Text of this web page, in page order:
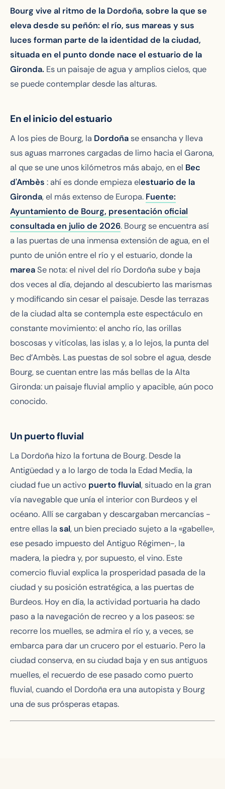
Bourg vive al ritmo de la Dordoña, sobre la que se
eleva desde su peñón: el río, sus mareas y sus
luces forman parte de la identidad de la ciudad,
situada en el punto donde nace el estuario de la
Gironda. Es un paisaje de agua y amplios cielos, que
se puede contemplar desde las alturas.
En el inicio del estuario
A los pies de Bourg, la Dordoñase ensancha y lleva
sus aguas marrones cargadas de limo hacia el Garona,
al que se une unos kilómetros más abajo, en el Bec
d'Ambès : ahí es donde empieza elestuario de la
Gironda, el más extenso de Europa. Fuente:
Ayuntamiento de Bourg, presentación oficial
consultada en julio de 2026. Bourg se encuentra así
a las puertas de una inmensa extensión de agua, en el
punto de unión entre el río y el estuario, donde la
marea Se nota: el nivel del río Dordoña sube y baja
dos veces al día, dejando al descubierto las marismas
y modificando sin cesar el paisaje. Desde las terrazas
de la ciudad alta se contempla este espectáculo en
constante movimiento: el ancho río, las orillas
boscosas y vitícolas, las islas y, a lo lejos, la punta del
Bec d’Ambès. Las puestas de sol sobre el agua, desde
Bourg, se cuentan entre las más bellas de la Alta
Gironda: un paisaje fluvial amplio y apacible, aún poco
conocido.
Un puerto fluvial
La Dordoña hizo la fortuna de Bourg. Desde la
Antigüedad y a lo largo de toda la Edad Media, la
ciudad fue un activo puerto fluvial, situado en la gran
vía navegable que unía el interior con Burdeos y el
océano. Allí se cargaban y descargaban mercancías -
entre ellas la sal, un bien preciado sujeto a la «gabelle»,
ese pesado impuesto del Antiguo Régimen-, la
madera, la piedra y, por supuesto, el vino. Este
comercio fluvial explica la prosperidad pasada de la
ciudad y su posición estratégica, a las puertas de
Burdeos. Hoy en día, la actividad portuaria ha dado
paso a la navegación de recreo y a los paseos: se
recorre los muelles, se admira el río y, a veces, se
embarca para dar un crucero por el estuario. Pero la
ciudad conserva, en su ciudad baja y en sus antiguos
muelles, el recuerdo de ese pasado como puerto
fluvial, cuando el Dordoña era una autopista y Bourg
una de sus prósperas etapas.